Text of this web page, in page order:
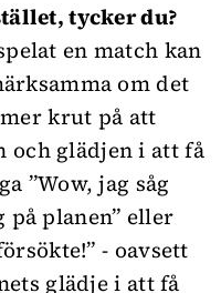
tycker du?
en match kan
om det
krut på att
och glädjen i att få
”Wow, jag såg
planen” eller
- oavsett
glädje i att få